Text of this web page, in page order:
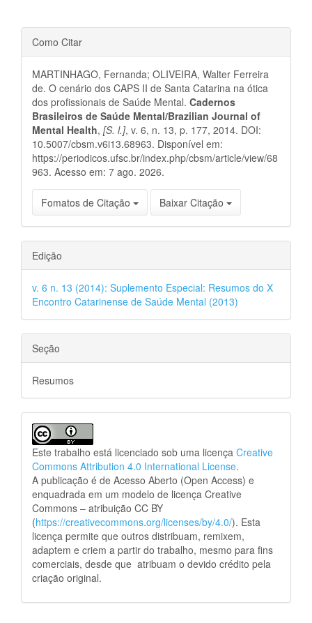
Detalhes
do
artigo
Como Citar
MARTINHAGO, Fernanda; OLIVEIRA, Walter Ferreira
de. O cenário dos CAPS II de Santa Catarina na ótica
dos profissionais de Saúde Mental. Cadernos
Brasileiros de Saúde Mental/Brazilian Journal of
Mental Health, [S. l.], v. 6, n. 13, p. 177, 2014. DOI:
10.5007/cbsm.v6i13.68963. Disponível em:
https://periodicos.ufsc.br/index.php/cbsm/article/view/68
963. Acesso em: 7 ago. 2026.
Fomatos de Citação Baixar Citação
Edição
v. 6 n. 13 (2014): Suplemento Especial: Resumos do X
Encontro Catarinense de Saúde Mental (2013)
Seção
Resumos
Este trabalho está licenciado sob uma licença Creative
Commons Attribution 4.0 International License.
A publicação é de Acesso Aberto (Open Access) e
enquadrada em um modelo de licença Creative
Commons – atribuição CC BY
(https://creativecommons.org/licenses/by/4.0/). Esta
licença permite que outros distribuam, remixem,
adaptem e criem a partir do trabalho, mesmo para fins
comerciais, desde que atribuam o devido crédito pela
criação original.